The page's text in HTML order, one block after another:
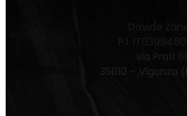
P.I.
via Prati 66,
35010 – Vigonza